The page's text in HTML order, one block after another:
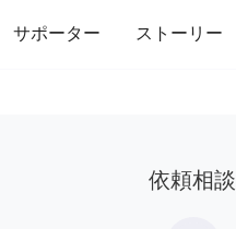
サポーター ストーリー
テリア 趣味・習い事
依頼相談